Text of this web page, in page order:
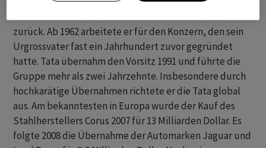
Architektur und kehrte anschliessend nach Indien
zurück. Ab 1962 arbeitete er für den Konzern, den sein
Urgrossvater fast ein Jahrhundert zuvor gegründet
hatte. Tata übernahm den Vorsitz 1991 und führte die
Gruppe mehr als zwei Jahrzehnte. Insbesondere durch
hochkarätige Übernahmen richtete er die Tata global
aus. Am bekanntesten in Europa wurde der Kauf des
Stahlherstellers Corus 2007 für 13 Milliarden Dollar. Es
folgte 2008 die Übernahme der Automarken Jaguar und